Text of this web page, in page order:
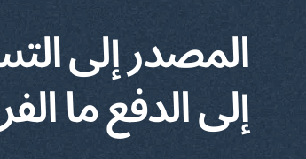
المصدر إلى
إلى الدفع ما